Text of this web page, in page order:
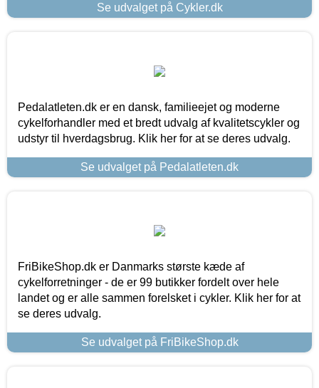
Se udvalget på Cykler.dk
Pedalatleten.dk er en dansk, familieejet og moderne
cykelforhandler med et bredt udvalg af kvalitetscykler og
udstyr til hverdagsbrug. Klik her for at se deres udvalg.
Se udvalget på Pedalatleten.dk
FriBikeShop.dk er Danmarks største kæde af
cykelforretninger - de er 99 butikker fordelt over hele
landet og er alle sammen forelsket i cykler. Klik her for at
se deres udvalg.
Se udvalget på FriBikeShop.dk